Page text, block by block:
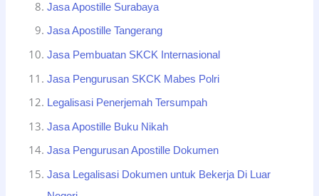
Jasa Apostille Surabaya
Jasa Apostille Tangerang
Jasa Pembuatan SKCK Internasional
Jasa Pengurusan SKCK Mabes Polri
Legalisasi Penerjemah Tersumpah
Jasa Apostille Buku Nikah
Jasa Pengurusan Apostille Dokumen
Jasa Legalisasi Dokumen untuk Bekerja Di Luar